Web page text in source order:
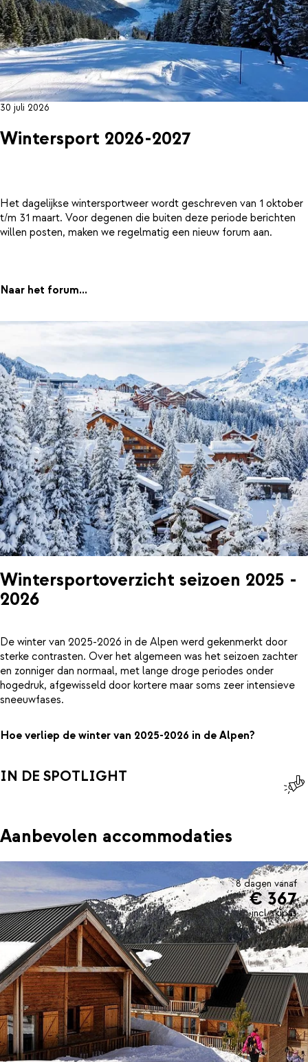
30 juli 2026
Wintersport 2026-2027
Het dagelijkse wintersportweer wordt geschreven van 1 oktober
t/m 31 maart. Voor degenen die buiten deze periode berichten
willen posten, maken we regelmatig een nieuw forum aan.
Naar het forum...
Wintersportoverzicht seizoen 2025 -
2026
De winter van 2025-2026 in de Alpen werd gekenmerkt door
sterke contrasten. Over het algemeen was het seizoen zachter
en zonniger dan normaal, met lange droge periodes onder
hogedruk, afgewisseld door kortere maar soms zeer intensieve
sneeuwfases.
Hoe verliep de winter van 2025-2026 in de Alpen?
IN DE SPOTLIGHT
Aanbevolen accommodaties
8 dagen vanaf
€ 367
incl. skipas